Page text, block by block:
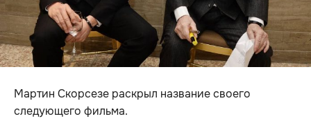
Мартин Скорсезе раскрыл название своего
следующего фильма.